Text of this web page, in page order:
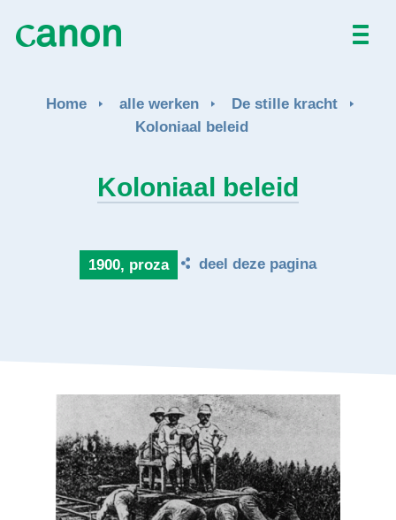
Home alle werken
De stille kracht
Koloniaal beleid
Koloniaal beleid
1900, proza deel deze pagina